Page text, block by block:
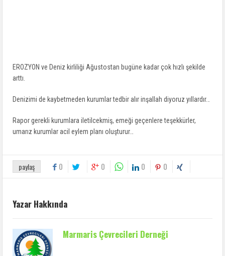
EROZYON ve Deniz kirliliği Ağustostan bugüne kadar çok hızlı şekilde
arttı.
Denizimi de kaybetmeden kurumlar tedbir alır inşallah diyoruz yıllardır…
Rapor gerekli kurumlara iletilcekmiş, emeği geçenlere teşekkürler,
umarız kurumlar acil eylem planı oluşturur…
paylaş 0 0 0 0
Yazar Hakkında
Marmaris Çevrecileri Derneği